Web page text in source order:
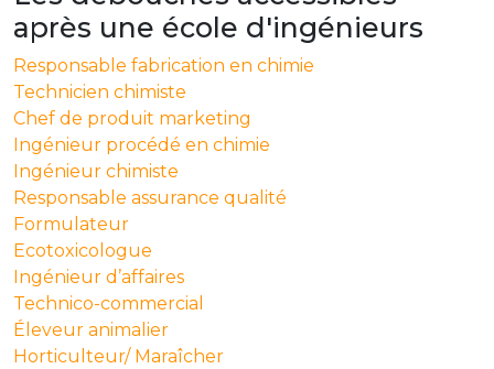
après une école d'ingénieurs
Responsable fabrication en chimie
Technicien chimiste
Chef de produit marketing
Ingénieur procédé en chimie
Ingénieur chimiste
Responsable assurance qualité
Formulateur
Ecotoxicologue
Ingénieur d’affaires
Technico-commercial
Éleveur animalier
Horticulteur/ Maraîcher